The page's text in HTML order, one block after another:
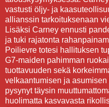
vastusti öljy- ja
allianssin tarkoituksenaan
Lisäksi Carney ennusti
ja tuki rajatonta
Poilievre totesi hallituksen
G7-maiden pahimman
tuottavuuden sekä
velkaantumisen ja
pysynyt täysin
huolimatta kasvavasta